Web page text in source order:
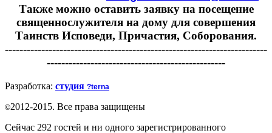
Также можно оставить заявку на посещение
священнослужителя на дому для совершения
Таинств Исповеди, Причастия, Соборования.
------------------------------------------------------------------------
-------------------------------------------------
Разработка: студия ?terna
©2012-2015. Все права защищены
Сейчас 292 гостей и ни одного зарегистрированного